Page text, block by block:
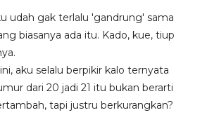
udah gak terlalu 'gandrung' sama
biasanya ada itu. Kado, kue, tiup
aku selalu berpikir kalo ternyata
dari 20 jadi 21 itu bukan berarti
tapi justru berkurangkan?